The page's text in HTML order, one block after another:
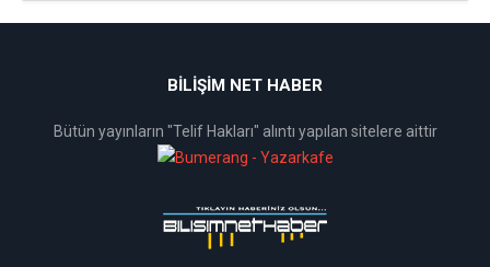
BİLİŞİM NET HABER
Bütün yayınların "Telif Hakları" alıntı yapılan sitelere aittir